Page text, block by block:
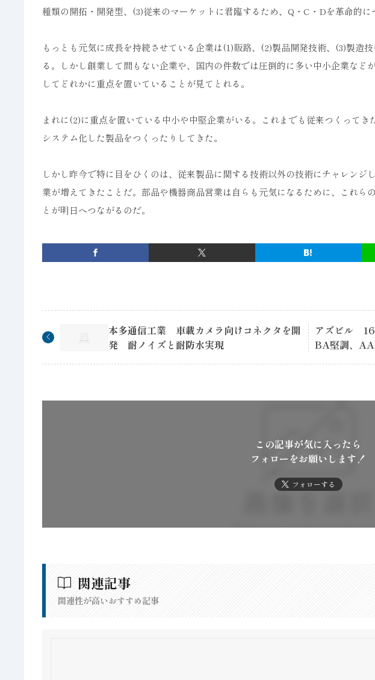
種類の開拓・開発型、(3)従来のマーケットに君臨するため、Q・C・Dを革命的に
もっとも元気に成長を持続させている企業は(1)販路、(2)製品開発技術、(3)製造
る。しかし創業して間もない企業や、国内の件数では圧倒的に多い中小企業など
してどれかに重点を置いていることが見てとれる。
まれに(2)に重点を置いている中小や中堅企業がいる。これまでも従来つくって
システム化した製品をつくったりしてきた。
しかし昨今で特に目をひくのは、従来製品に関する技術以外の技術にチャレンジ
業が増えてきたことだ。部品や機器商品営業は自らも元気になるために、これら
とが明日へつながるのだ。
本多通信工業 車載カメラ向けコネクタを開
発 耐ノイズと耐防水実現
アズビル
BA堅調、
この記事が気に入ったら
フォローをお願いします！
フォローする
関連記事
関連性が高いおすすめ記事